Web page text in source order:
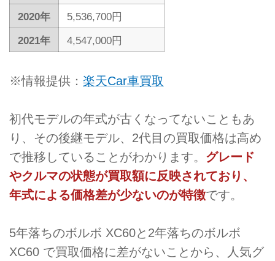
2020年
5,536,700円
2021年
4,547,000円
※情報提供： 楽天Car車買取
初代モデルの年式が古くなってないこともあ
り、その後継モデル、2代目の買取価格は高め
で推移していることがわかります。 グレード
やクルマの状態が買取額に反映されており、
年式による価格差が少ないのが特徴です。
5年落ちのボルボ XC60と2年落ちのボルボ
XC60 で買取価格に差がないことから、人気グ